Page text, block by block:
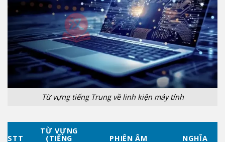
Từ vựng tiếng Trung về linh kiện máy tính
STT
TỪ VỰNG
(TIẾNG PHIÊN ÂM NGHĨA